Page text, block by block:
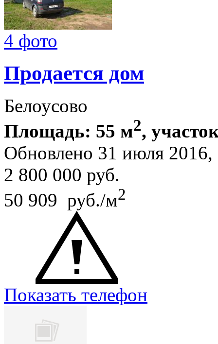
4 фото
Продается дом
Белоусово
Площадь: 55 м2,
Обновлено 31 июля
2 800 000 руб.
50 909 руб./м2
Показать телефон